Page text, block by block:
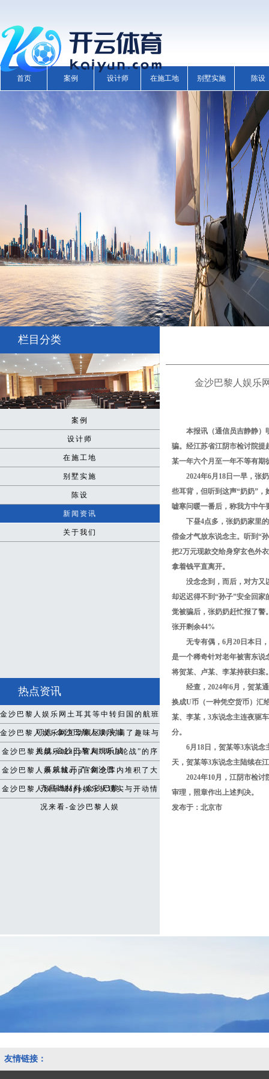
首页 案例 设计师 在施工地 别墅实施 陈设
栏目分类
案例
设计师
在施工地
别墅实施
陈设
新闻资讯
关于我们
热点资讯
金沙巴黎人娱乐网土耳其等中转归国的航班
可选-金沙巴黎人娱乐城
金沙巴黎人娱乐网互动展区则充满了趣味与
挑战-金沙巴黎人娱乐城
金沙巴黎人娱乐城app官网“两山轮战”的序
幕就拉开了-金沙巴
金沙巴黎人娱乐城app官网仓库内堆积了大
齐易燃材料-金沙巴黎
金沙巴黎人娱乐城app娱乐从现实与开动情
况来看-金沙巴黎人娱
金沙巴黎人娱乐
本报讯（通信员吉静静）
骗。经江苏省江阴市检讨院提
某一年六个月至一年不等有期
2024年6月18日一早，张
些耳背，但听到这声“奶奶”
嘘寒问暖一番后，称我方中午
下昼4点多，张奶奶家里
偿金才气放东说念主。听到“
把2万元现款交给身穿玄色外
拿着钱平直离开。
没念念到，而后，对方又
却迟迟得不到“孙子”安全回
觉被骗后，张奶奶赶忙报了警
张开剩余44%
无专有偶，6月20日本日
是一个稀奇针对老年被害东说
将贺某、卢某、李某持获归案
经查，2024年6月，贺某
换成U币（一种凭空货币）汇
某、李某，3东说念主连夜驱
分。
6月18日，贺某等3东说
天，贺某等3东说念主陆续在
2024年10月，江阴市检
审理，照章作出上述判决。
发布于：北京市
友情链接：